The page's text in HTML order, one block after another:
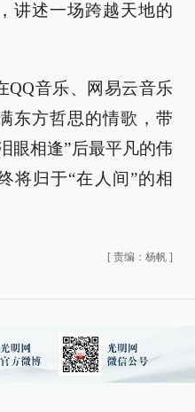
讲述一场跨越天地的
QQ音乐、网易云音乐
东方哲思的情歌，带
眼相逢”后最平凡的伟
归于“在人间”的相
[ 责编：杨帆 ]